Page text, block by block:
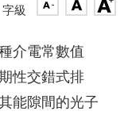
字級
介電常數值
性交錯式排
能隙間的光子